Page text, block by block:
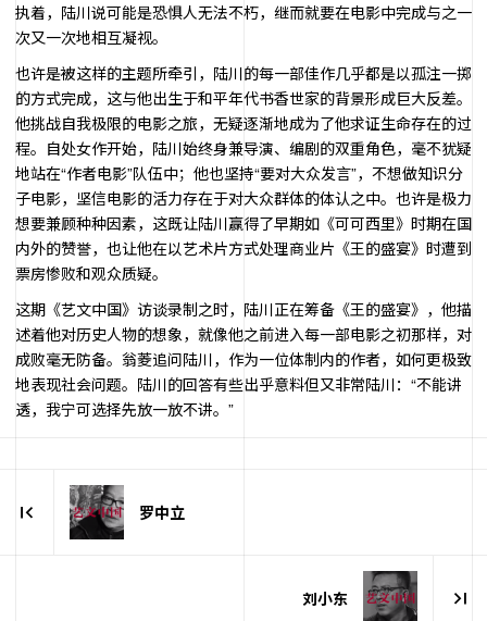
执着，陆川说可能是恐惧人无法不朽，继而就要在电影中完成与之一
次又一次地相互凝视。
也许是被这样的主题所牵引，陆川的每一部佳作几乎都是以孤注一掷
的方式完成，这与他出生于和平年代书香世家的背景形成巨大反差。
他挑战自我极限的电影之旅，无疑逐渐地成为了他求证生命存在的过
程。自处女作开始，陆川始终身兼导演、编剧的双重角色，毫不犹疑
地站在“作者电影”队伍中；他也坚持“要对大众发言”，不想做知识分
子电影，坚信电影的活力存在于对大众群体的体认之中。也许是极力
想要兼顾种种因素，这既让陆川赢得了早期如《可可西里》时期在国
内外的赞誉，也让他在以艺术片方式处理商业片《王的盛宴》时遭到
票房惨败和观众质疑。
这期《艺文中国》访谈录制之时，陆川正在筹备《王的盛宴》，他描
述着他对历史人物的想象，就像他之前进入每一部电影之初那样，对
成败毫无防备。翁菱追问陆川，作为一位体制内的作者，如何更极致
地表现社会问题。陆川的回答有些出乎意料但又非常陆川：“不能讲
透，我宁可选择先放一放不讲。”
罗中立
刘小东